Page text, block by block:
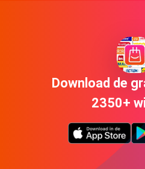
Download de
2350+